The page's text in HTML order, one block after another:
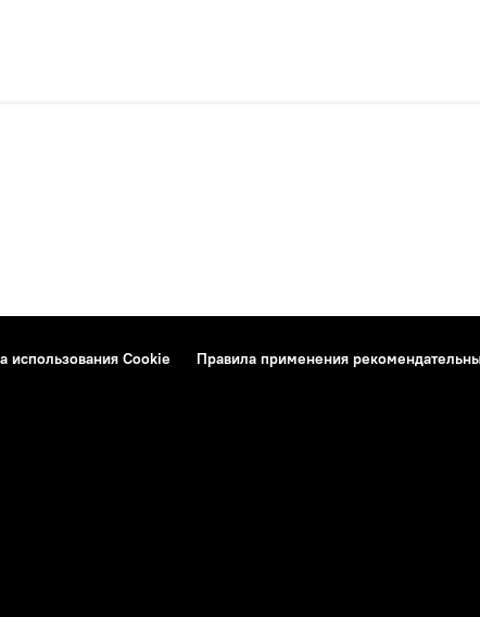
использования Cookie
Правила применения